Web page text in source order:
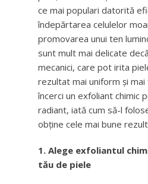
ce mai populari datorită
îndepărtarea celulelor
promovarea unui ten
sunt mult mai delicate
mecanici, care pot irita
rezultat mai uniform și mai
încerci un exfoliant chimic
radiant, iată cum să-l
obține cele mai bune
1. Alege exfoliantul
tău de piele